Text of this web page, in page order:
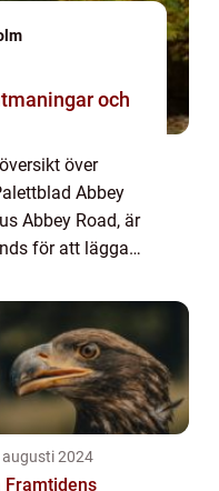
och
över
Abbey
Abbey Road, är
för att lägga
augusti 2024
Framtidens